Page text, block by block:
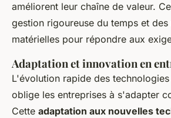
améliorent leur chaîne de valeur.
gestion rigoureuse du temps et des
matérielles pour répondre aux
Adaptation et innovation en
L'évolution rapide des
oblige les entreprises à s'adapter
Cette adaptation aux nouvelles